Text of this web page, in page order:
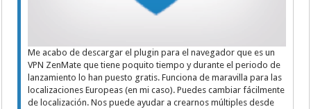
Me acabo de descargar el plugin para el navegador que es un
VPN ZenMate que tiene poquito tiempo y durante el periodo de
lanzamiento lo han puesto gratis. Funciona de maravilla para las
localizaciones Europeas (en mi caso). Puedes cambiar fácilmente
de localización. Nos puede ayudar a crearnos múltiples desde